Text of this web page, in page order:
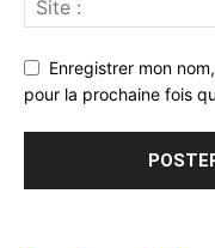
Enregistrer mon
pour la prochaine fois